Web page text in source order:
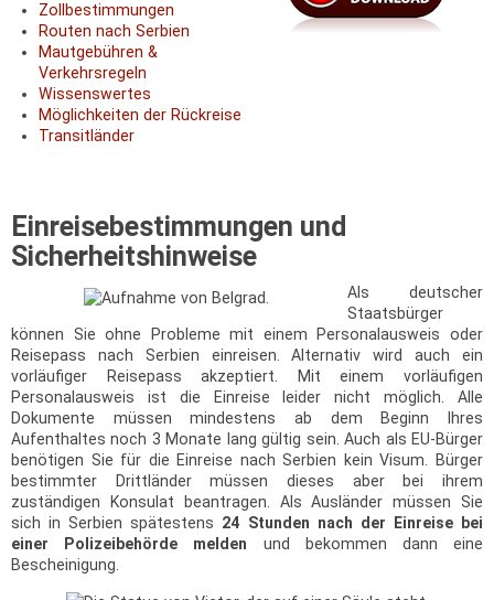
Zollbestimmungen
Routen nach Serbien
Mautgebühren &
Verkehrsregeln
Wissenswertes
Möglichkeiten der Rückreise
Transitländer
Einreisebestimmungen und
Sicherheitshinweise
Als deutscher
Staatsbürger
können Sie ohne Probleme mit einem Personalausweis oder
Reisepass nach Serbien einreisen. Alternativ wird auch ein
vorläufiger Reisepass akzeptiert. Mit einem vorläufigen
Personalausweis ist die Einreise leider nicht möglich. Alle
Dokumente müssen mindestens ab dem Beginn Ihres
Aufenthaltes noch 3 Monate lang gültig sein. Auch als EU-Bürger
benötigen Sie für die Einreise nach Serbien kein Visum. Bürger
bestimmter Drittländer müssen dieses aber bei ihrem
zuständigen Konsulat beantragen. Als Ausländer müssen Sie
sich in Serbien spätestens 24 Stunden nach der Einreise bei
einer Polizeibehörde melden und bekommen dann eine
Bescheinigung.